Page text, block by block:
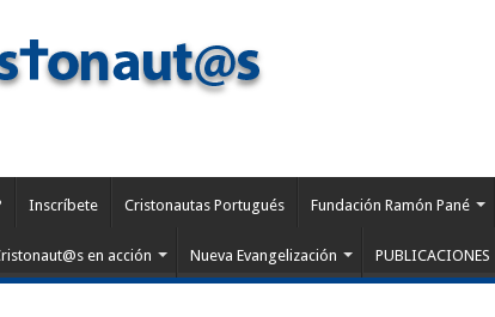
Inscríbete Cristonautas Portugués Fundación Ramón Pané
en acción Nueva Evangelización PUBLICACIONES